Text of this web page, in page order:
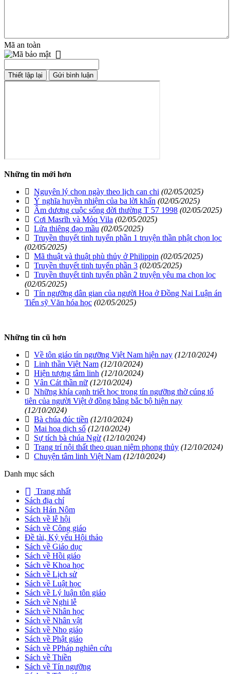
Mã an toàn
Những tin mới hơn
Nguyên lý chọn ngày theo lịch can chi (02/05/2025)
Ý nghĩa huyền nhiệm của ba lời khấn (02/05/2025)
Âm dương cuộc sống đời thường T 57 1998 (02/05/2025)
Cơi Masrĩh và Mỏq Vila (02/05/2025)
Lửa thiêng đạo mầu (02/05/2025)
Truyền thuyết tinh tuyển phần 1 truyện thần phật chọn lọc
(02/05/2025)
Mã thuật và thuật phù thủy ở Philippin (02/05/2025)
Truyền thuyết tinh tuyển phần 3 (02/05/2025)
Truyền thuyết tinh tuyển phần 2 truyện yêu ma chọn lọc
(02/05/2025)
Tín ngưỡng dân gian của người Hoa ở Đồng Nai Luận án
Tiến sỹ Văn hóa học (02/05/2025)
Những tin cũ hơn
Về tôn giáo tín ngưỡng Việt Nam hiện nay (12/10/2024)
Linh thần Việt Nam (12/10/2024)
Hiện tượng tâm linh (12/10/2024)
Vân Cát thần nữ (12/10/2024)
Những khía cạnh triết học trong tín ngưỡng thờ cúng tổ
tiên của người Việt ở đồng bằng bắc bộ hiện nay
(12/10/2024)
Bà chúa đúc tiền (12/10/2024)
Mai hoa dịch số (12/10/2024)
Sự tích bà chúa Ngừ (12/10/2024)
Trang trí nội thất theo quan niệm phong thủy (12/10/2024)
Chuyện tâm linh Việt Nam (12/10/2024)
Danh mục sách
Trang nhất
Sách địa chí
Sách Hán Nôm
Sách về lễ hội
Sách về Công giáo
Đề tài, Kỷ yếu Hội thảo
Sách về Giáo dục
Sách về Hồi giáo
Sách về Khoa học
Sách về Lịch sử
Sách về Luật học
Sách về Lý luận tôn giáo
Sách về Nghi lễ
Sách về Nhân học
Sách về Nhân vật
Sách về Nho giáo
Sách về Phật giáo
Sách về PPháp nghiên cứu
Sách về Thiền
Sách về Tín ngưỡng